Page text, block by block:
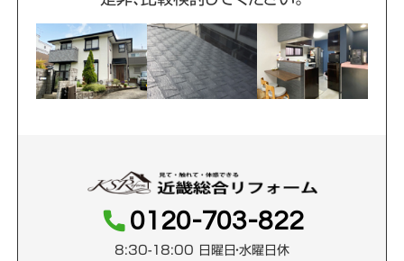
0120-703-822
8:30-18:00 日曜日・水曜日休